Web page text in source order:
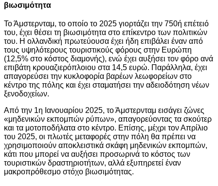
βιωσιμότητα
Το Άμστερνταμ, το οποίο το 2025 γιορτάζει την 750ή επέτειό
του, έχει θέσει τη βιωσιμότητα στο επίκεντρο των πολιτικών
του. Η ολλανδική πρωτεύουσα έχει ήδη επιβάλει έναν από
τους υψηλότερους τουριστικούς φόρους στην Ευρώπη
(12,5% στο κόστος διαμονής), ενώ έχει αυξήσει τον φόρο ανά
επιβάτη κρουαζιερόπλοιου στα 14,5 ευρώ. Παράλληλα, έχει
απαγορεύσει την κυκλοφορία βαρέων λεωφορείων στο
κέντρο της πόλης και έχει σταματήσει την αδειοδότηση νέων
ξενοδοχείων.
Από την 1η Ιανουαρίου 2025, το Άμστερνταμ εισάγει ζώνες
«μηδενικών εκπομπών ρύπων», απαγορεύοντας τα σκούτερ
και τα μοτοποδήλατα στο κέντρο. Επίσης, μέχρι τον Απρίλιο
του 2025, οι πλωτές μεταφορές στην πόλη θα πρέπει να
χρησιμοποιούν αποκλειστικά σκάφη μηδενικών εκπομπών,
κάτι που μπορεί να αυξήσει προσωρινά το κόστος των
τουριστικών δραστηριοτήτων, αλλά εξυπηρετεί έναν
μακροπρόθεσμο στόχο βιωσιμότητας.